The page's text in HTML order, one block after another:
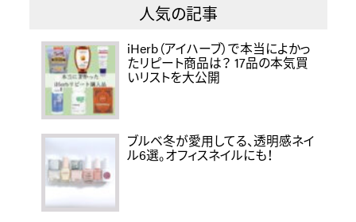
人気の記事
iHerb（アイハーブ）で本当によかっ
たリピート商品は？ 17品の本気買
いリストを大公開
ブルベ冬が愛用してる、透明感ネイ
ル6選。オフィスネイルにも！